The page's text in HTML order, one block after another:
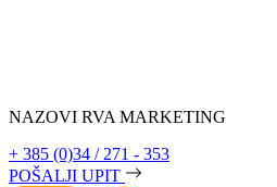
NAZOVI RVA MARKETING
+ 385 (0)34 / 271 - 353
POŠALJI UPIT